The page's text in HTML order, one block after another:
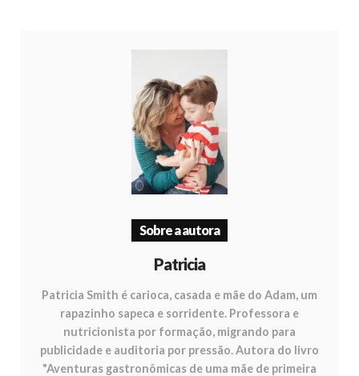
Sobre a autora
Patricia
Patricia Smith é carioca, casada e mãe do Adam, um
rapazinho sapeca e sorridente. Professora e
nutricionista por formação, migrando para
publicidade e auditoria por pressão. Autora do livro
"Aventuras gastronômicas de uma mãe de primeira